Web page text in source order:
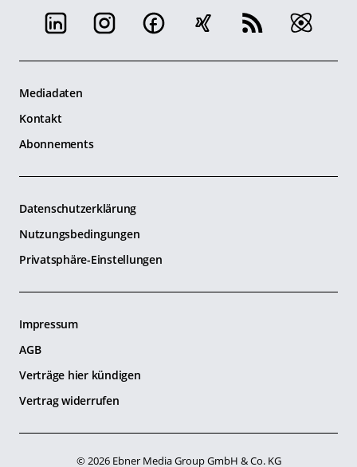
Mediadaten
Kontakt
Abonnements
Datenschutzerklärung
Nutzungsbedingungen
Privatsphäre-Einstellungen
Impressum
AGB
Verträge hier kündigen
Vertrag widerrufen
© 2026 Ebner Media Group GmbH & Co. KG